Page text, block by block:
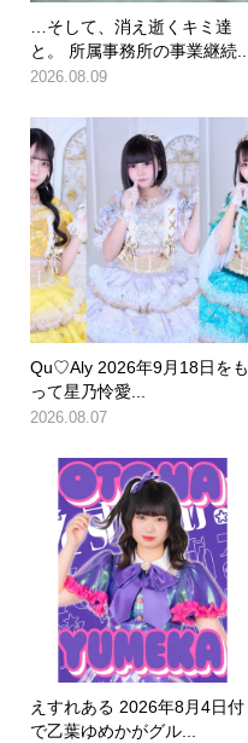
…そして、消え逝くキミ達
と。 所属事務所の事業継続...
2026.08.09
Qu♡Aly 2026年9月18日をも
って星乃怜愛...
2026.08.07
えすれある 2026年8月4日付
で乙葉ゆめかがグル...